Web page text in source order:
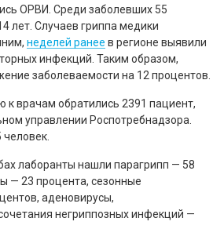
ОРВИ. Среди заболевших 55
лет. Случаев гриппа медики
неделей ранее в регионе выявили
инфекций. Таким образом,
заболеваемости на 12 процентов.
врачам обратились 2391 пациент,
управлении Роспотребнадзора.
лаборанты нашли парагрипп — 58
— 23 процента, сезонные
аденовирусы,
негриппозных инфекций —